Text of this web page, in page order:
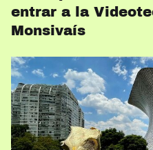
entrar a la
Monsivaís